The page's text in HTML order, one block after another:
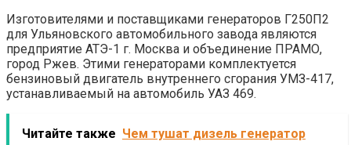
Изготовителями и поставщиками генераторов Г250П2
для Ульяновского автомобильного завода являются
предприятие АТЭ-1 г. Москва и объединение ПРАМО,
город Ржев. Этими генераторами комплектуется
бензиновый двигатель внутреннего сгорания УМЗ-417,
устанавливаемый на автомобиль УАЗ 469.
Читайте также Чем тушат дизель генератор